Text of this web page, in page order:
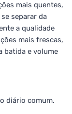
mais quentes,
separar da
a qualidade
mais frescas,
batida e volume
diário comum.